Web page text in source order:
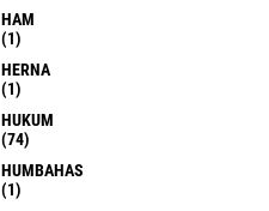
HAM
(1)
HERNA
(1)
HUKUM
(74)
HUMBAHAS
(1)